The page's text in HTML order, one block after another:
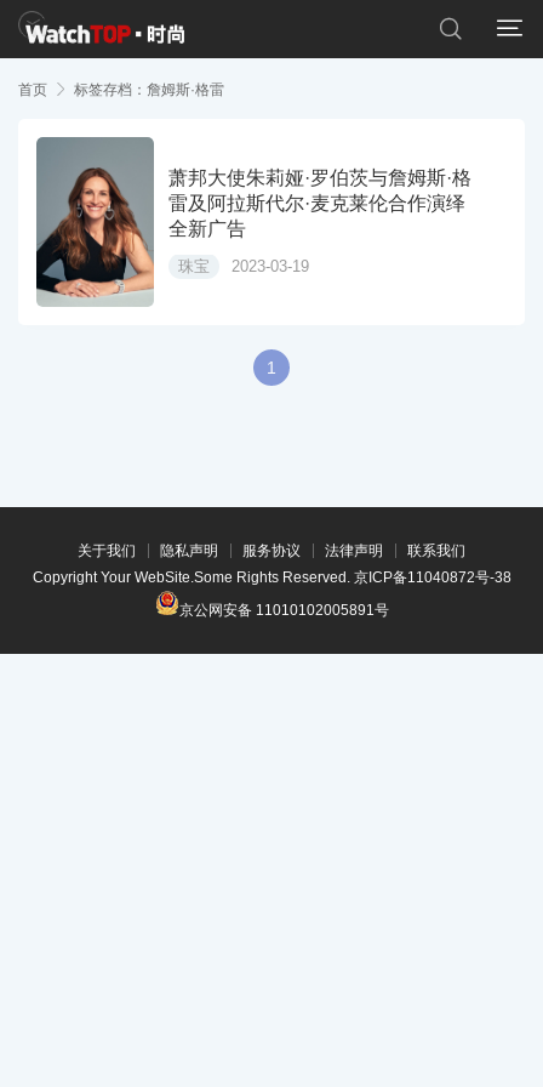


首页  标签存档：詹姆斯·格雷
萧邦大使朱莉娅·罗伯茨与詹姆斯·格
雷及阿拉斯代尔·麦克莱伦合作演绎
全新广告
珠宝 2023-03-19
1
关于我们 隐私声明 服务协议 法律声明
联系我们
Copyright Your WebSite.Some Rights Reserved. 京ICP备11040872号-38
京公网安备 11010102005891号